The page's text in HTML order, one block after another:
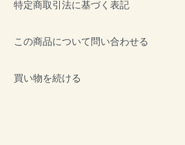
特定商取引法に基づく表記
この商品について問い合わせる
買い物を続ける